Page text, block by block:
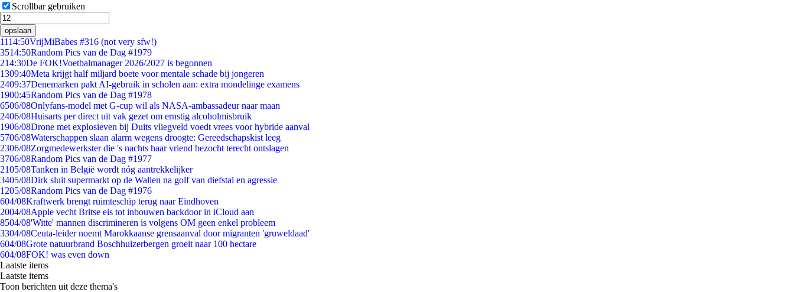
Scrollbar gebruiken
opslaan
1114:50VrijMiBabes #316 (not very sfw!)
3514:50Random Pics van de Dag #1979
214:30De FOK!Voetbalmanager 2026/2027 is begonnen
1309:40Meta krijgt half miljard boete voor mentale schade bij jongeren
2409:37Denemarken pakt AI-gebruik in scholen aan: extra mondelinge examens
1900:45Random Pics van de Dag #1978
6506/08Onlyfans-model met G-cup wil als NASA-ambassadeur naar maan
2406/08Huisarts per direct uit vak gezet om ernstig alcoholmisbruik
1906/08Drone met explosieven bij Duits vliegveld voedt vrees voor hybride aanval
5706/08Waterschappen slaan alarm wegens droogte: Gereedschapskist leeg
2306/08Zorgmedewerkster die 's nachts haar vriend bezocht terecht ontslagen
3706/08Random Pics van de Dag #1977
2105/08Tanken in België wordt nóg aantrekkelijker
3405/08Dirk sluit supermarkt op de Wallen na golf van diefstal en agressie
1205/08Random Pics van de Dag #1976
604/08Kraftwerk brengt ruimteschip terug naar Eindhoven
2004/08Apple vecht Britse eis tot inbouwen backdoor in iCloud aan
8504/08'Witte' mannen discrimineren is volgens OM geen enkel probleem
3304/08Ceuta-leider noemt Marokkaanse grensaanval door migranten 'gruweldaad'
604/08Grote natuurbrand Boschhuizerbergen groeit naar 100 hectare
604/08FOK! was even down
Laatste items
Laatste items
Toon berichten uit deze thema's